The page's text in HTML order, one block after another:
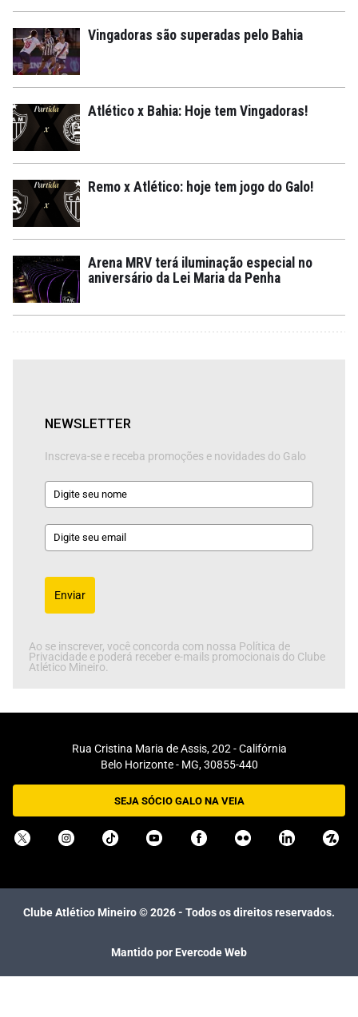
Vingadoras são superadas pelo Bahia
Atlético x Bahia: Hoje tem Vingadoras!
Remo x Atlético: hoje tem jogo do Galo!
Arena MRV terá iluminação especial no
aniversário da Lei Maria da Penha
NEWSLETTER
Inscreva-se e receba promoções e novidades do Galo
Enviar
Ao se inscrever, você concorda com nossa Política de
Privacidade e poderá receber e-mails promocionais do Clube
Atlético Mineiro.
Rua Cristina Maria de Assis, 202 - Califórnia
Belo Horizonte - MG, 30855-440
SEJA SÓCIO GALO NA VEIA
Clube Atlético Mineiro ©2026- Todos os direitos reservados.
Mantido por Evercode Web